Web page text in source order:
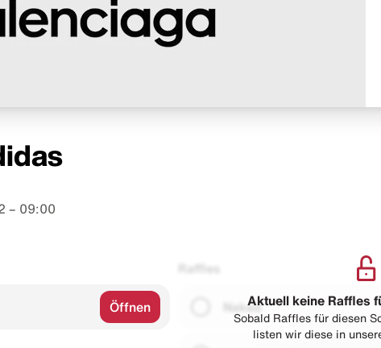
– 09:00
Öffnen
Raffles
NakedAktuell keine Raffles
Sobald Raffles für diesen
listen wir diese in